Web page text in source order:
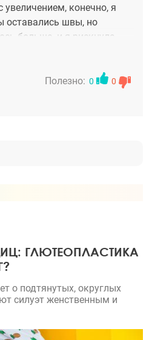
конечно, я
оставались швы, но
больше. и я рискнула.
так как швы очень
сейчас уже заметно
их вообще не будет
Полезно: 0 0
ГЛЮТЕОПЛАСТИКА
о подтянутых, округлых
силуэт женственным и